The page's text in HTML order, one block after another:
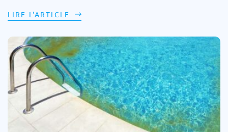
LIRE L'ARTICLE